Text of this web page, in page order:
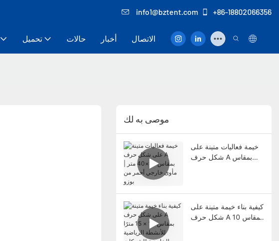
info1@bztent.com +86-18802066356
تحميل حالات أخبار الاتصال
موصى به لك
خيمة فعاليات متينة على
شكل حرف A بمقاس
كيفية بناء خيمة متينة على
شكل حرف A بمقاس 10